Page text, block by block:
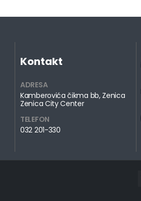
Kontakt
ADRESA
Kamberovića čikma bb, Zenica
Zenica City Center
TELEFON
032 201-330